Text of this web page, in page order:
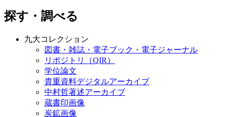
探す・調べる
九大コレクション
図書・雑誌・電子ブック・電子ジャーナル
リポジトリ（QIR）
学位論文
貴重資料デジタルアーカイブ
中村哲著述アーカイブ
蔵書印画像
炭鉱画像